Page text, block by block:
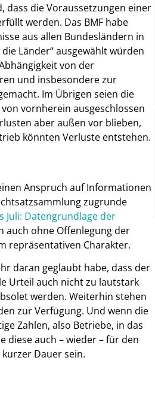
dass die Voraussetzungen einer
werden. Das BMF habe
aus allen Bundesländern in
Länder“ ausgewählt würden
von der
und insbesondere zur
Im Übrigen seien die
vornherein ausgeschlossen
aber außen vor blieben,
könnten Verluste entstehen.
Anspruch auf Informationen
zugrunde
Juli: Datengrundlage der
auch ohne Offenlegung der
repräsentativen Charakter.
daran geglaubt habe, dass der
Urteil auch nicht zu lautstark
werden. Weiterhin stehen
zur Verfügung. Und wenn die
Zahlen, also Betriebe, in das
diese auch – wieder – für den
Dauer sein.